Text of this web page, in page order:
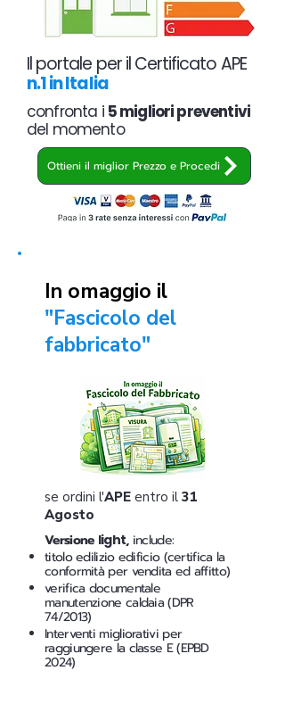
Il portale per il Certificato APE
n.1 in Italia
confronta i 5 migliori preventivi
del momento
Ottieni il miglior Prezzo e Procedi
In omaggio il
"Fascicolo del
fabbricato"
se ordini l'APE entro il 31
Agosto
Versione light,include:
titolo edilizio edificio (certifica la
conformità per vendita ed affitto)
verifica documentale
manutenzione caldaia (DPR
74/2013)
Interventi migliorativi per
raggiungere la classe E (EPBD
2024)